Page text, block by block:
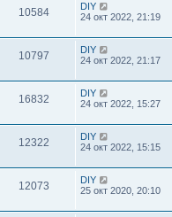
10584
DIY
24 окт 2022, 21:19
10797
DIY
24 окт 2022, 21:17
16832
DIY
24 окт 2022, 15:27
12322
DIY
24 окт 2022, 15:15
12073
DIY
25 окт 2020, 20:10